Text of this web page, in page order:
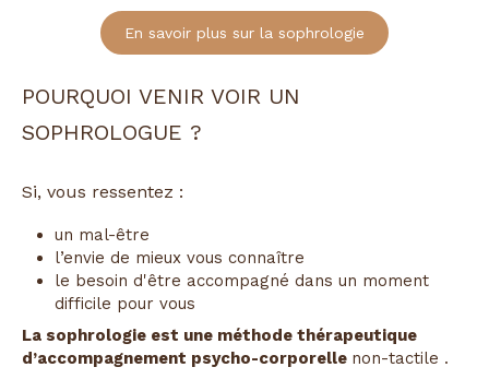
En savoir plus sur la sophrologie
POURQUOI VENIR VOIR UN
SOPHROLOGUE ?
Si, vous ressentez :
un mal-être
l’envie de mieux vous connaître
le besoin d'être accompagné dans un moment
difficile pour vous
La sophrologie est une méthode thérapeutique
d’accompagnement psycho-corporelle non-tactile .